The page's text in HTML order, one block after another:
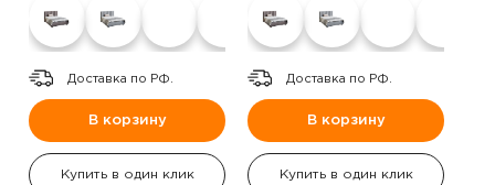
Доставка по РФ.
В корзину
Купить в один клик
Доставка по РФ.
В корзину
Купить в один клик